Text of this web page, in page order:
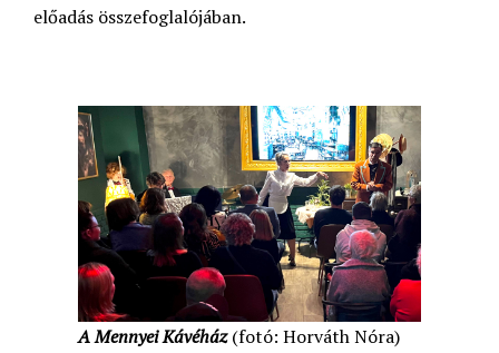
előadás összefoglalójában.
A Mennyei Kávéház(fotó: Horváth Nóra)